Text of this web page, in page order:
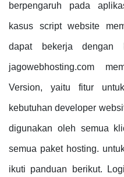
berpengaruh pada
kasus script website
dapat bekerja
jagowebhosting.com
Version, yaitu fitur
kebutuhan developer
digunakan oleh semua
semua paket hosting.
ikuti panduan berikut.